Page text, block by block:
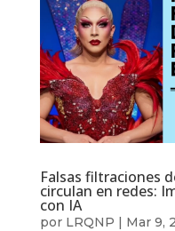
Falsas filtraciones
circulan en redes:
con IA
por LRQNP | Mar 9,